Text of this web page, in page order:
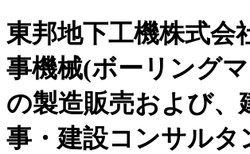
東邦地下工機株式会
事機械(ボーリング
の製造販売および、
事・建設コンサルタ